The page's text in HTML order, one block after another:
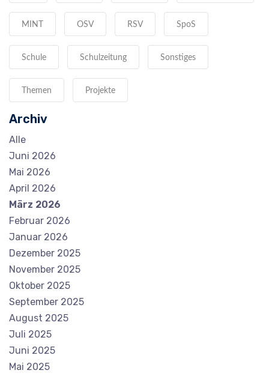
MINT OSV RSV SpoS
Schule Schulzeitung Sonstiges
Themen Projekte
Archiv
Alle
Juni 2026
Mai 2026
April 2026
März 2026
Februar 2026
Januar 2026
Dezember 2025
November 2025
Oktober 2025
September 2025
August 2025
Juli 2025
Juni 2025
Mai 2025